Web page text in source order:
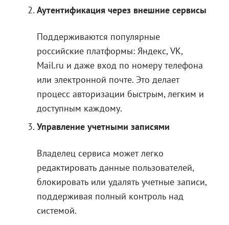
Аутентификация через внешние сервисы
Поддерживаются популярные
российские платформы: Яндекс, VK,
Mail.ru и даже вход по номеру телефона
или электронной почте. Это делает
процесс авторизации быстрым, легким и
доступным каждому.
Управление учетными записями
Владелец сервиса может легко
редактировать данные пользователей,
блокировать или удалять учетные записи,
поддерживая полный контроль над
системой.